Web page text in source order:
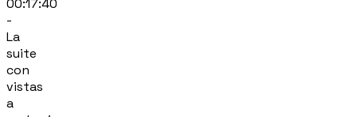
00:17:40
-
La
suite
con
vistas
a